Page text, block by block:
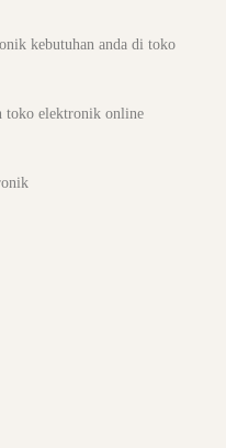
kebutuhan anda di toko
toko elektronik online